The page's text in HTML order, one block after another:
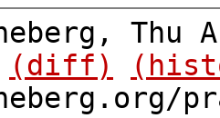
Thu
(diff)